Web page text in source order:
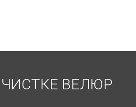
ВЕЛЮР